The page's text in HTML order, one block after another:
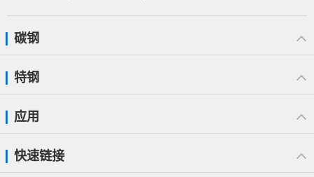
碳钢
特钢
应用
快速链接